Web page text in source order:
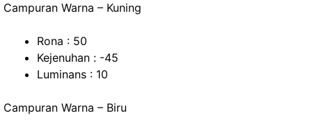
Campuran Warna – Kuning
Rona : 50
Kejenuhan : -45
Luminans : 10
Campuran Warna – Biru